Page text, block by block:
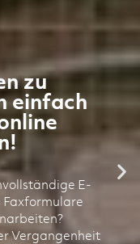
zu
einfach
E-
Faxformulare
Vergangenheit